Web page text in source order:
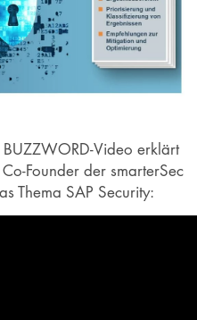
Video erklärt
Founder der smarterSec
Thema SAP Security: